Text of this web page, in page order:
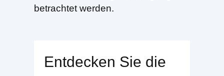
betrachtet werden.
Entdecken Sie die